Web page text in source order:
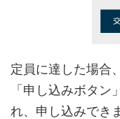
定員に達した場合
「申し込みボタン
れ、申し込みでき